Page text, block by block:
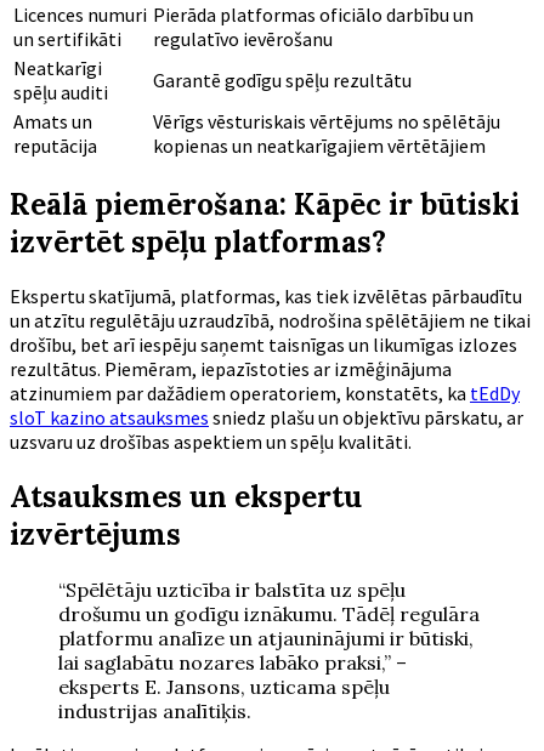
Licences numuri
un sertifikāti
Pierāda platformas oficiālo darbību un
regulatīvo ievērošanu
Neatkarīgi
spēļu auditi
Garantē godīgu spēļu rezultātu
Amats un
reputācija
Vērīgs vēsturiskais vērtējums no spēlētāju
kopienas un neatkarīgajiem vērtētājiem
Reālā piemērošana: Kāpēc ir būtiski
izvērtēt spēļu platformas?
Ekspertu skatījumā, platformas, kas tiek izvēlētas pārbaudītu
un atzītu regulētāju uzraudzībā, nodrošina spēlētājiem ne tikai
drošību, bet arī iespēju saņemt taisnīgas un likumīgas izlozes
rezultātus. Piemēram, iepazīstoties ar izmēģinājuma
atzinumiem par dažādiem operatoriem, konstatēts, ka tEdDy
sloT kazino atsauksmes sniedz plašu un objektīvu pārskatu, ar
uzsvaru uz drošības aspektiem un spēļu kvalitāti.
Atsauksmes un ekspertu
izvērtējums
“Spēlētāju uzticība ir balstīta uz spēļu
drošumu un godīgu iznākumu. Tādēļ regulāra
platformu analīze un atjauninājumi ir būtiski,
lai saglabātu nozares labāko praksi,” –
eksperts E. Jansons, uzticama spēļu
industrijas analītiķis.